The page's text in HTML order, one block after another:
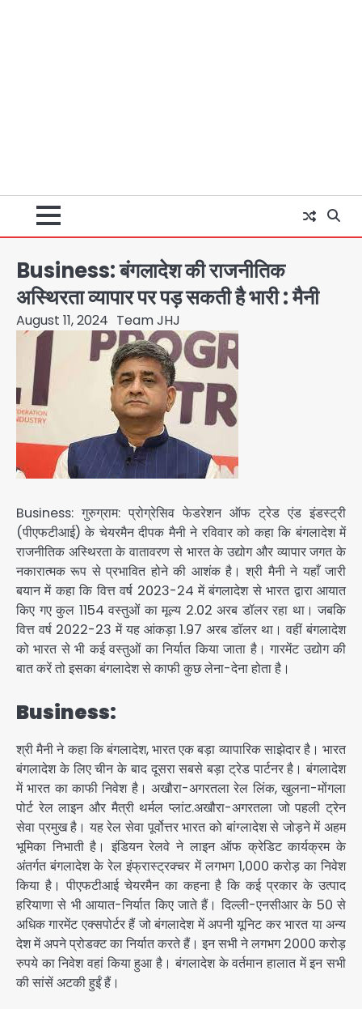
Business: बंगलादेश की राजनीतिक
अस्थिरता व्यापार पर पड़ सकती है भारी : मैनी
August 11, 2024 Team JHJ
Business: गुरुग्राम: प्रोग्रेसिव फेडरेशन ऑफ ट्रेड एंड इंडस्ट्री
(पीएफटीआई) के चेयरमैन दीपक मैनी ने रविवार को कहा कि बंगलादेश में
राजनीतिक अस्थिरता के वातावरण से भारत के उद्योग और व्यापार जगत के
नकारात्मक रूप से प्रभावित होने की आशंक है। श्री मैनी ने यहाँ जारी
बयान में कहा कि वित्त वर्ष 2023-24 में बंगलादेश से भारत द्वारा आयात
किए गए कुल 1154 वस्तुओं का मूल्य 2.02 अरब डॉलर रहा था। जबकि
वित्त वर्ष 2022-23 में यह आंकड़ा 1.97 अरब डॉलर था। वहीं बंगलादेश
को भारत से भी कई वस्तुओं का निर्यात किया जाता है। गारमेंट उद्योग की
बात करें तो इसका बंगलादेश से काफी कुछ लेना-देना होता है।
Business:
श्री मैनी ने कहा कि बंगलादेश, भारत एक बड़ा व्यापारिक साझेदार है। भारत
बंगलादेश के लिए चीन के बाद दूसरा सबसे बड़ा ट्रेड पार्टनर है। बंगलादेश
में भारत का काफी निवेश है। अखौरा-अगरतला रेल लिंक, खुलना-मोंगला
पोर्ट रेल लाइन और मैत्री थर्मल प्लांट.अखौरा-अगरतला जो पहली ट्रेन
सेवा प्रमुख है। यह रेल सेवा पूर्वोत्तर भारत को बांग्लादेश से जोड़ने में अहम
भूमिका निभाती है। इंडियन रेलवे ने लाइन ऑफ क्रेडिट कार्यक्रम के
अंतर्गत बंगलादेश के रेल इंफ्रास्ट्रक्चर में लगभग 1,000 करोड़ का निवेश
किया है। पीएफटीआई चेयरमैन का कहना है कि कई प्रकार के उत्पाद
हरियाणा से भी आयात-निर्यात किए जाते हैं। दिल्ली-एनसीआर के 50 से
अ​धिक गारमेंट एक्सपोर्टर हैं जो बंगलादेश में अपनी यूनिट कर भारत या अन्य
देश में अपने प्रोडक्ट का निर्यात करते हैं। इन सभी ने लगभग 2000 करोड़
रुपये का निवेश वहां किया हुआ है। बंगलादेश के वर्तमान हालात में इन सभी
की सांसें अटकी हुईं हैं।